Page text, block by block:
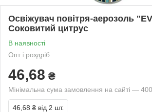
Освіжувач повітря-аерозоль
Соковитий цитрус
В наявності
Опт і роздріб
46,68 ₴
Мінімальна сума замовлення на сайті —
46,68 ₴ від 2 шт.